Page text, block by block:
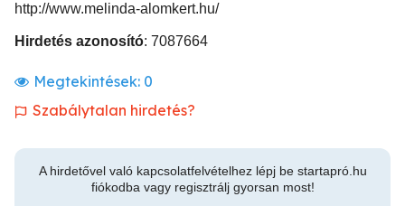
http://www.melinda-alomkert.hu/
Hirdetés azonosító: 7087664
Megtekintések: 0
Szabálytalan hirdetés?
A hirdetővel való kapcsolatfelvételhez lépj be startapró.hu
fiókodba vagy regisztrálj gyorsan most!